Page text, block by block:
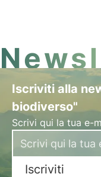
Iscriviti alla
biodiverso"
Scrivi qui la tua e-
Iscriviti